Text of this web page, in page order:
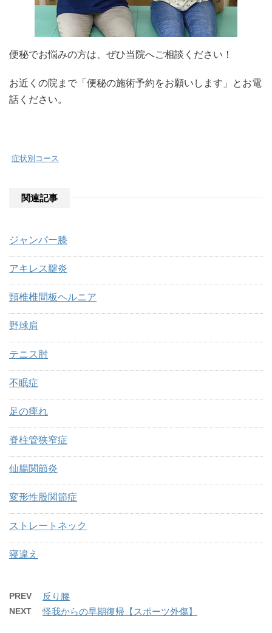
便秘でお悩みの方は、ぜひ当院へご相談ください！
お近くの院まで「便秘の施術予約をお願いします」とお電
話ください。
-症状別コース
関連記事
ジャンパー膝
アキレス腱炎
頸椎椎間板ヘルニア
野球肩
テニス肘
不眠症
足の痺れ
脊柱管狭窄症
仙腸関節炎
変形性股関節症
ストレートネック
寝違え
PREV 反り腰
NEXT 怪我からの早期復帰【スポーツ外傷】